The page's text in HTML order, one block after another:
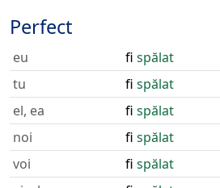
Perfect
eu fi spălat
tu
fi spălat
el, ea
fi spălat
noi
fi spălat
voi
fi spălat